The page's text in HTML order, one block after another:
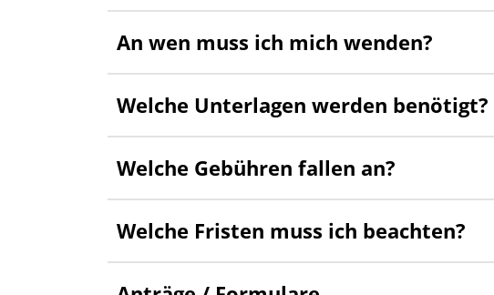
An wen muss ich mich wenden?
Welche Unterlagen werden benötigt?
Welche Gebühren fallen an?
Welche Fristen muss ich beachten?